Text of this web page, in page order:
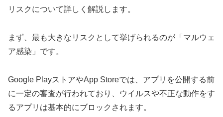
リスクについて詳しく解説します。
まず、最も大きなリスクとして挙げられるのが「マルウェ
ア感染」です。
Google PlayストアやApp Storeでは、アプリを公開する前
に一定の審査が行われており、ウイルスや不正な動作をす
るアプリは基本的にブロックされます。